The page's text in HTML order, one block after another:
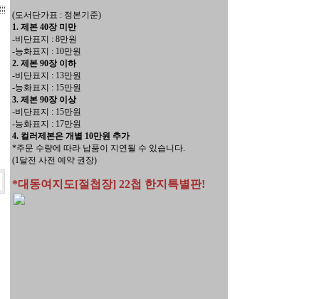
(도서단가표 : 정본기준)
1. 제본 40장 미만
-비단표지 : 8만원
-능화표지 : 10만원
2. 제본 90장 이하
-비단표지 : 13만원
-능화표지 : 15만원
3. 제본 90장 이상
-비단표지 : 15만원
-능화표지 : 17만원
4. 컬러제본은 개별 10만원 추가
*주문 수량에 따라 납품이 지연될 수 있습니다.
(1달전 사전 예약 권장)
*대동여지도[절첩장] 22첩 한지특별판!